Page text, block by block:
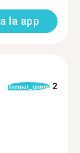
la app
format_quote 2